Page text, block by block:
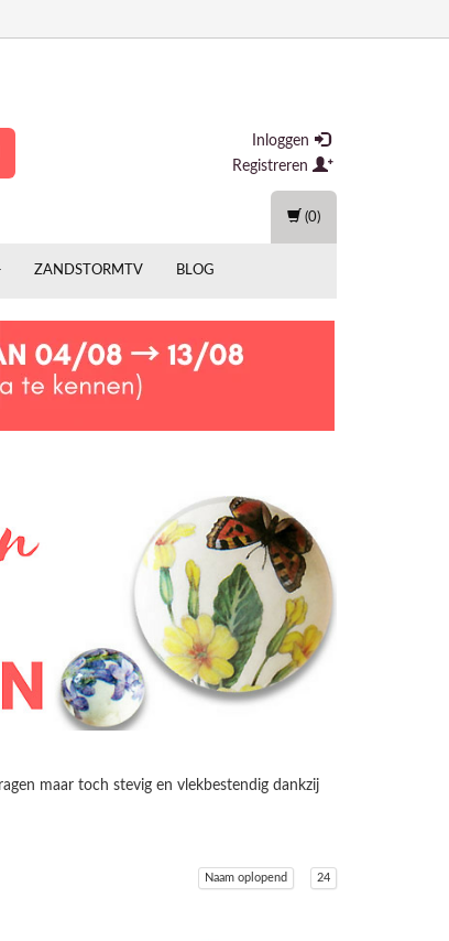
Inloggen
Registreren
ZANDSTORMTV BLOG
(0)
maar toch stevig en vlekbestendig dankzij
Naam oplopend 24